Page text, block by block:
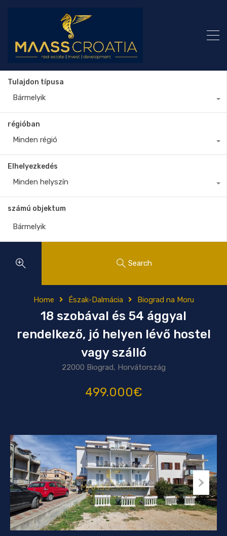
Tulajdon típusa
Bármelyik
régióban
Minden régió
Elhelyezkedés
Minden helyszín
számú objektum
Search
Home Észak-Dalmácia Biograd na Moru
18 szobával és 54 ággyal
rendelkező, jó helyen lévő hostel
vagy szálló
22000 Biograd, Horvátország
499.000€